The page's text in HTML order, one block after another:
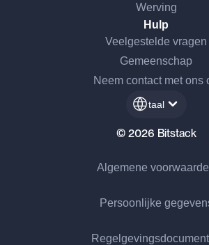
Werving
Hulp
Veelgestelde vragen
Gemeenschap
Neem contact met ons
taal
© 2026 Bitstack
Algemene
Persoonlijke